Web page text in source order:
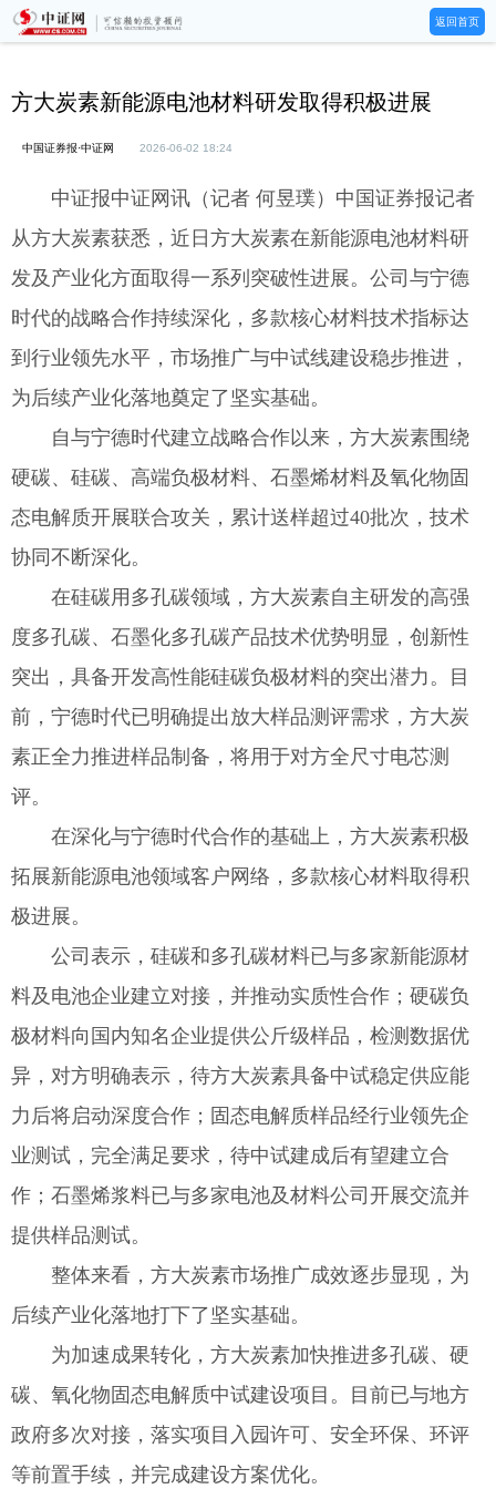
返回首页
方大炭素新能源电池材料研发取得积极进展
中国证券报·中证网 2026-06-02 18:24
中证报中证网讯（记者 何昱璞）中国证券报记者
从方大炭素获悉，近日方大炭素在新能源电池材料研
发及产业化方面取得一系列突破性进展。公司与宁德
时代的战略合作持续深化，多款核心材料技术指标达
到行业领先水平，市场推广与中试线建设稳步推进，
为后续产业化落地奠定了坚实基础。
自与宁德时代建立战略合作以来，方大炭素围绕
硬碳、硅碳、高端负极材料、石墨烯材料及氧化物固
态电解质开展联合攻关，累计送样超过40批次，技术
协同不断深化。
在硅碳用多孔碳领域，方大炭素自主研发的高强
度多孔碳、石墨化多孔碳产品技术优势明显，创新性
突出，具备开发高性能硅碳负极材料的突出潜力。目
前，宁德时代已明确提出放大样品测评需求，方大炭
素正全力推进样品制备，将用于对方全尺寸电芯测
评。
在深化与宁德时代合作的基础上，方大炭素积极
拓展新能源电池领域客户网络，多款核心材料取得积
极进展。
公司表示，硅碳和多孔碳材料已与多家新能源材
料及电池企业建立对接，并推动实质性合作；硬碳负
极材料向国内知名企业提供公斤级样品，检测数据优
异，对方明确表示，待方大炭素具备中试稳定供应能
力后将启动深度合作；固态电解质样品经行业领先企
业测试，完全满足要求，待中试建成后有望建立合
作；石墨烯浆料已与多家电池及材料公司开展交流并
提供样品测试。
整体来看，方大炭素市场推广成效逐步显现，为
后续产业化落地打下了坚实基础。
为加速成果转化，方大炭素加快推进多孔碳、硬
碳、氧化物固态电解质中试建设项目。目前已与地方
政府多次对接，落实项目入园许可、安全环保、环评
等前置手续，并完成建设方案优化。